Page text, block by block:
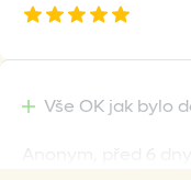
Vše OK jak bylo